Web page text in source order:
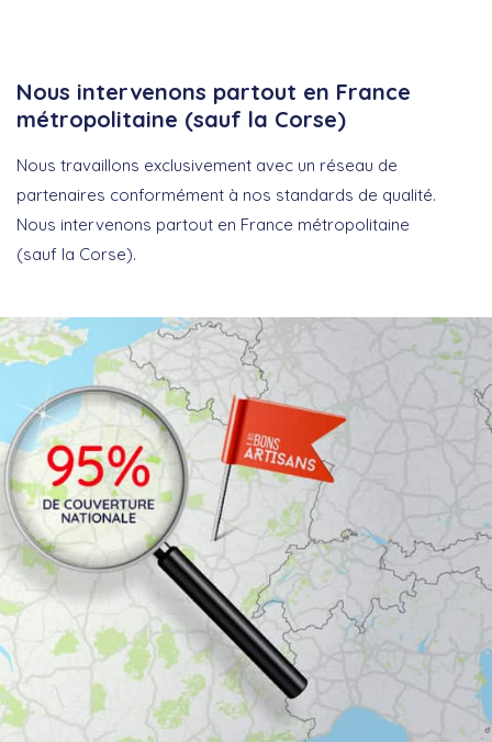
Nous intervenons partout en France
métropolitaine (sauf la Corse)
Nous travaillons exclusivement avec un réseau de
partenaires conformément à nos standards de qualité.
Nous intervenons partout en France métropolitaine
(sauf la Corse).